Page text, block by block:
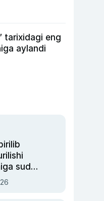
tarixidagi eng
aylandi
sud